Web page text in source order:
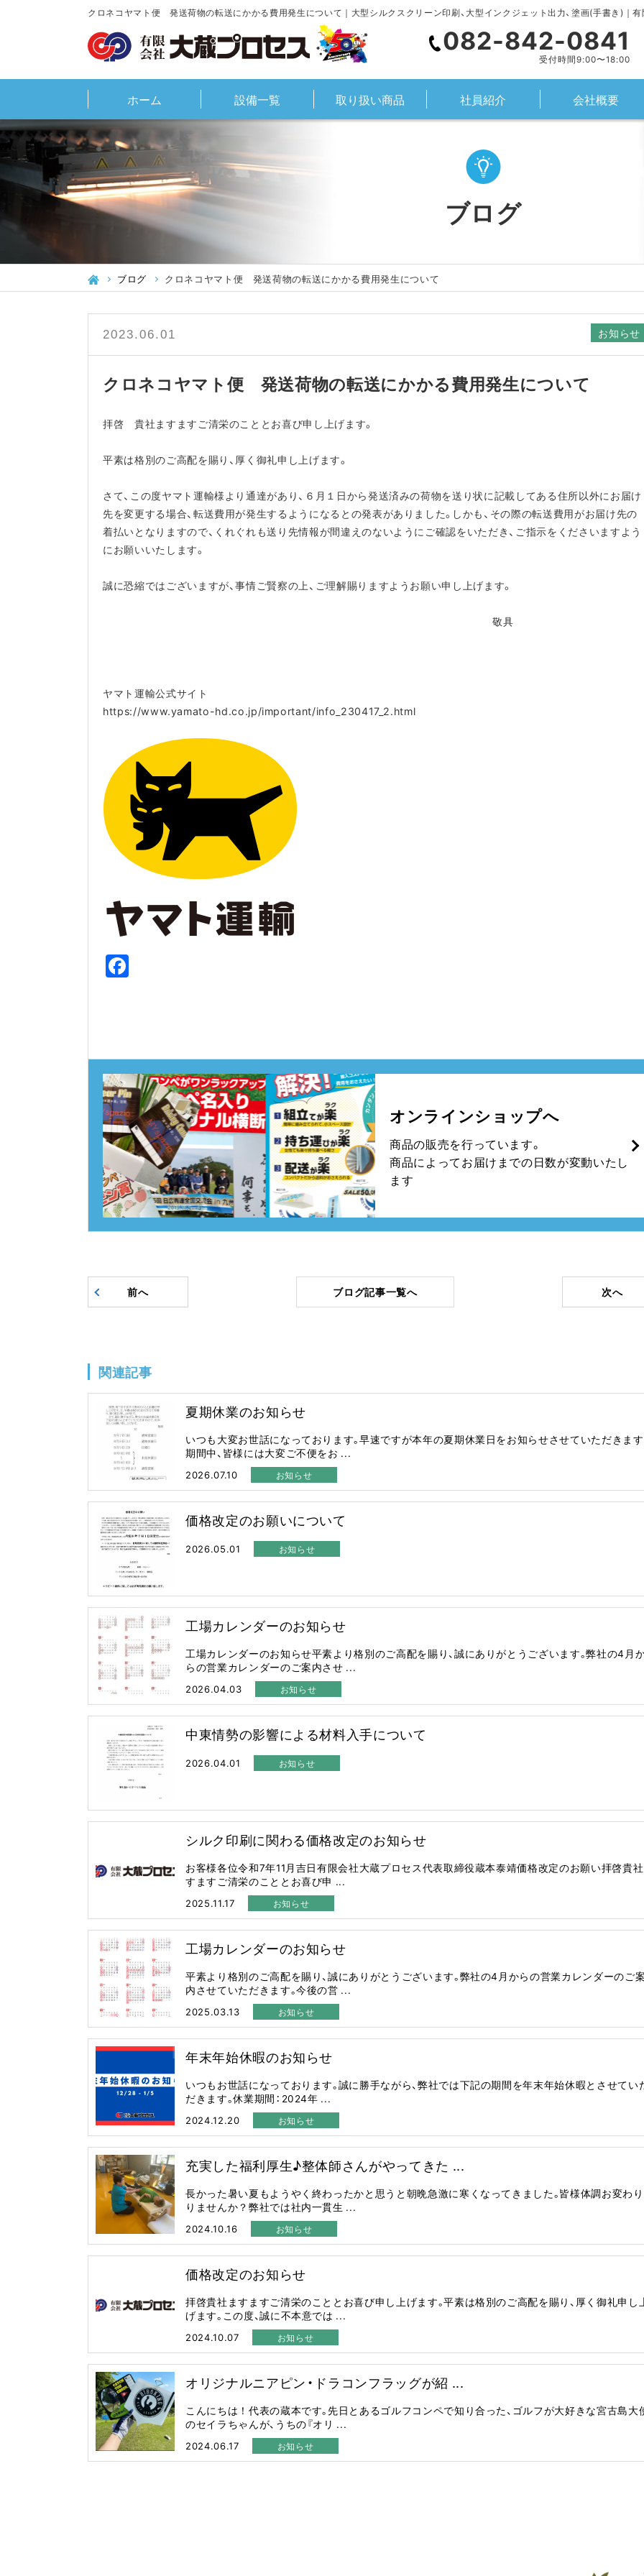
クロネコヤマト便 発送荷物の転送にかかる費用発生について｜大型シルクスクリーン印刷、大型インクジェット出力、塗画(手書き)｜
082-842-0841
受付時間9:00〜18:00
ホーム 設備一覧 取り扱い商品 社員紹介 会社概要
ブログ
ブログ クロネコヤマト便 発送荷物の転送にかかる費用発生について
2023.06.01 お知らせ
クロネコヤマト便 発送荷物の転送にかかる費用発生について
拝啓 貴社ますますご清栄のこととお喜び申し上げます。
平素は格別のご高配を賜り、厚く御礼申し上げます。
さて、この度ヤマト運輸様より通達があり、６月１日から発送済みの荷物を送り状に記載してある住所以外にお届け
先を変更する場合、転送費用が発生するようになるとの発表がありました。しかも、その際の転送費用がお届け先の
着払いとなりますので、くれぐれも送り先情報が間違えのないようにご確認をいただき、ご指示をくださいますよう
にお願いいたします。
誠に恐縮ではございますが、事情ご賢察の上、ご理解賜りますようお願い申し上げます。
敬具
ヤマト運輸公式サイト
https://www.yamato-hd.co.jp/important/info_230417_2.html
オンラインショップへ
商品の販売を行っています。
商品によってお届けまでの日数が変動いたし
ます
前へ ブログ記事一覧へ 次へ
関連記事
夏期休業のお知らせ
いつも大変お世話になっております。早速ですが本年の夏期休業日をお知らせさせていただきます
期間中、皆様には大変ご不便をお ...
2026.07.10 お知らせ
価格改定のお願いについて
2026.05.01 お知らせ
工場カレンダーのお知らせ
工場カレンダーのお知らせ平素より格別のご高配を賜り、誠にありがとうございます。弊社の4月
らの営業カレンダーのご案内させ ...
2026.04.03 お知らせ
中東情勢の影響による材料入手について
2026.04.01 お知らせ
シルク印刷に関わる価格改定のお知らせ
お客様各位令和7年11月吉日有限会社大蔵プロセス代表取締役蔵本泰靖価格改定のお願い拝啓貴
すますご清栄のこととお喜び申 ...
2025.11.17 お知らせ
工場カレンダーのお知らせ
平素より格別のご高配を賜り、誠にありがとうございます。弊社の4月からの営業カレンダーのご
内させていただきます。今後の営 ...
2025.03.13 お知らせ
年末年始休暇のお知らせ
いつもお世話になっております。誠に勝手ながら、弊社では下記の期間を年末年始休暇とさせてい
だきます。休業期間：2024年 ...
2024.12.20 お知らせ
充実した福利厚生♪整体師さんがやってきた ...
長かった暑い夏もようやく終わったかと思うと朝晩急激に寒くなってきました。皆様体調お変わ
りませんか？弊社では社内一貫生 ...
2024.10.16 お知らせ
価格改定のお知らせ
拝啓貴社ますますご清栄のこととお喜び申し上げます。平素は格別のご高配を賜り、厚く御礼申し
げます。この度、誠に不本意では ...
2024.10.07 お知らせ
オリジナルニアピン・ドラコンフラッグが紹 ...
こんにちは！代表の蔵本です。先日とあるゴルフコンペで知り合った、ゴルフが大好きな宮古島大
のセイラちゃんが、うちの『オリ ...
2024.06.17 お知らせ